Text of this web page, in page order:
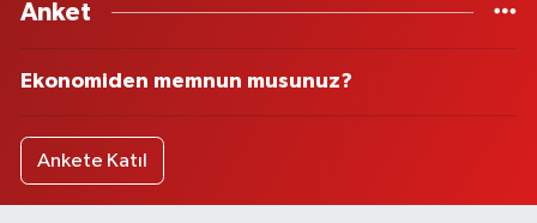
Anket
Ekonomiden memnun musunuz?
Ankete Katıl